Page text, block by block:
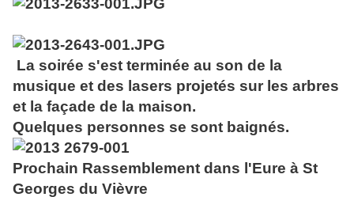
La soirée s'est terminée au son de la
musique et des lasers projetés sur les arbres
et la façade de la maison.
Quelques personnes se sont baignés.
Prochain Rassemblement dans l'Eure à St
Georges du Vièvre